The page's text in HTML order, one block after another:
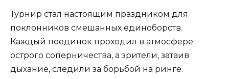
Турнир стал настоящим праздником для
поклонников смешанных единоборств.
Каждый поединок проходил в атмосфере
острого соперничества, а зрители, затаив
дыхание, следили за борьбой на ринге.